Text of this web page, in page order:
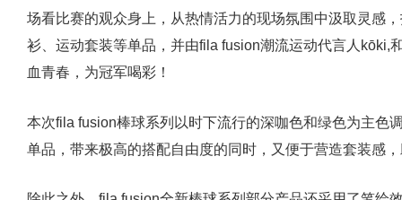
场看比赛的观众身上，从热情活力的现场氛围中汲取灵感
衫、运动套装等单品，并由fila fusion潮流运动代言人kōki,
血青春，为冠军喝彩！
本次fila fusion棒球系列以时下流行的深咖色和绿色为主色
单品，带来极高的搭配自由度的同时，又便于营造套装感